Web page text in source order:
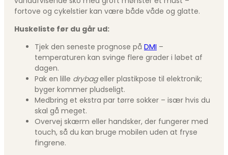
fortove og cykelstier kan være både våde og glatte.
Huskeliste før du går ud:
Tjek den seneste prognose på DMI –
temperaturen kan svinge flere grader i løbet af
dagen.
Pak en lille drybageller plastikpose til elektronik;
byger kommer pludseligt.
Medbring et ekstra par tørre sokker – især hvis du
skal gå meget.
Overvej skærm eller handsker, der fungerer med
touch, så du kan bruge mobilen uden at fryse
fingrene.